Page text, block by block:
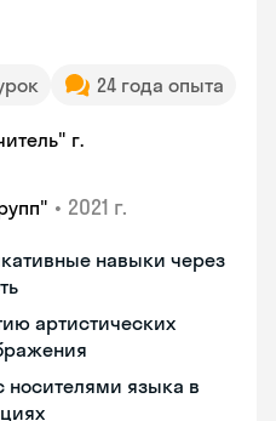
24 года опыта
г.
• 2021 г.
навыки через
артистических
носителями языка в